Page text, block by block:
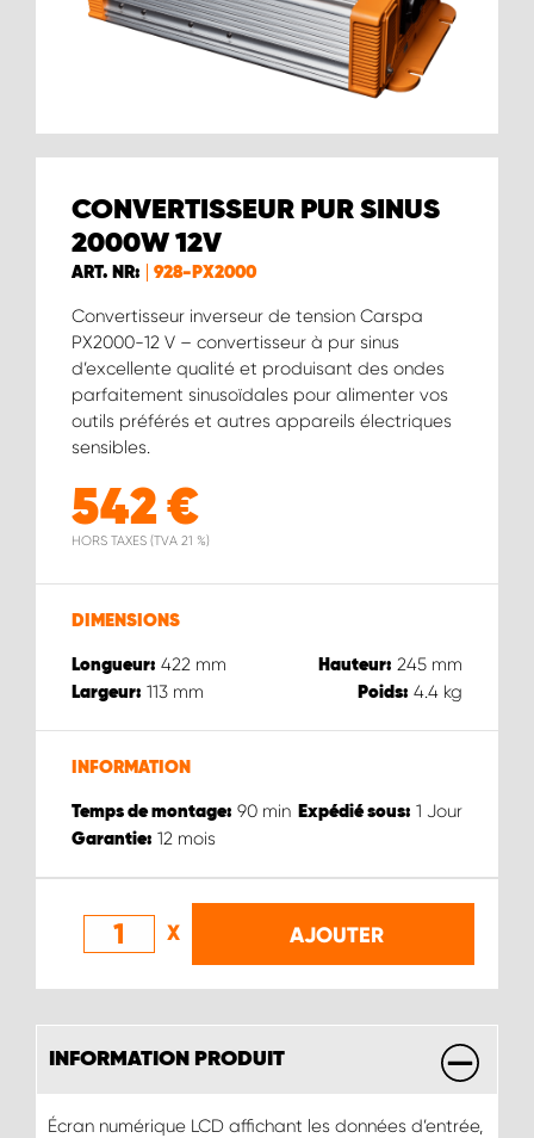
CONVERTISSEUR PUR SINUS
2000W 12 V
ART. NR: 928-PX2000
Convertisseur inverseur de tension Carspa
PX2000-12 V – convertisseur à pur sinus
d’excellente qualité et produisant des ondes
parfaitement sinusoïdales pour alimenter vos
outils préférés et autres appareils électriques
sensibles.
542€
HORS TAXES (TVA 21 %)
DIMENSIONS
Longueur: 422 mm Hauteur: 245 mm
Largeur: 113 mm Poids: 4.4 kg
INFORMATION
Temps de montage: 90 min Expédié sous: 1 Jour
Garantie: 12 mois
X AJOUTER
INFORMATION PRODUIT
Écran numérique LCD affichant les données d’entrée,
WORK SYSTEM BRUXELLES
WORK SYSTEM WEST BY PRO-VAN